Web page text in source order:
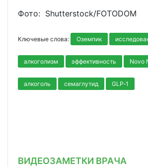
Фото: Shutterstoсk/FOTODOM
Ключевые слова: Оземпик
алкоголизм эффективность Novo
алкоголь семаглутид GLP‑1
ВИДЕОЗАМЕТКИ ВРАЧА